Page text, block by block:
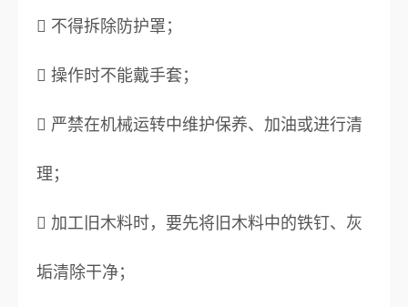
 不得拆除防护罩；
 操作时不能戴手套；
 严禁在机械运转中维护保养、加油或进行清
理；
 加工旧木料时，要先将旧木料中的铁钉、灰
垢清除干净；